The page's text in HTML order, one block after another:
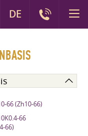
66 (Zh10-66)
66
66)
DE